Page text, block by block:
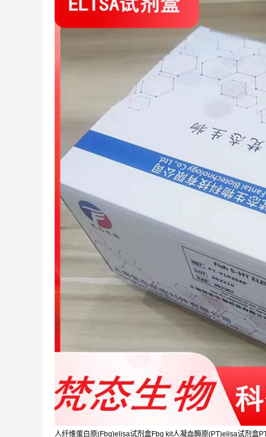
人纤维蛋白原(Fbg)elisa试剂盒Fbg kit人凝血酶原(PT)elisa试剂盒